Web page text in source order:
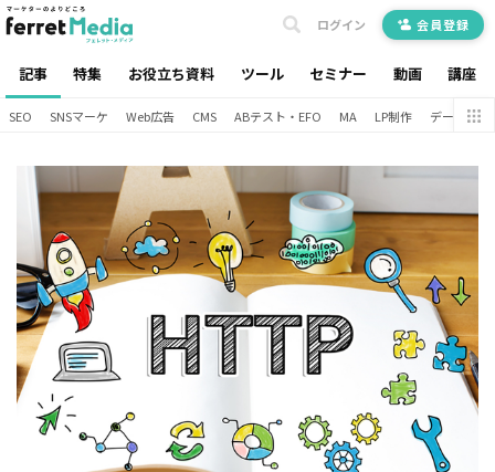
記事 特集 お役立ち資料 ツール セミナー 動画 講座
ログイン 会員登録
SEO SNSマーケ Web広告 CMS ABテスト・EFO MA LP制作 データ分析